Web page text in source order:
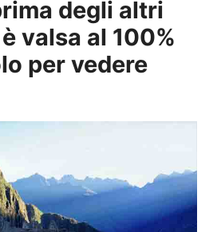
degli altri
valsa al 100%
per vedere